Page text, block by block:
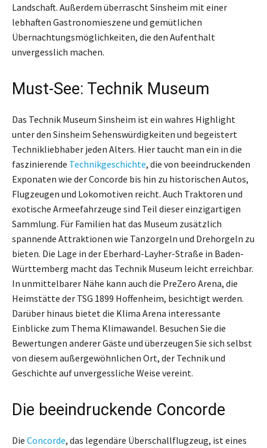
Landschaft. Außerdem überrascht Sinsheim mit einer
lebhaften Gastronomieszene und gemütlichen
Übernachtungsmöglichkeiten, die den Aufenthalt
unvergesslich machen.
Must-See: Technik Museum
Das Technik Museum Sinsheim ist ein wahres Highlight
unter den Sinsheim Sehenswürdigkeiten und begeistert
Technikliebhaber jeden Alters. Hier taucht man ein in die
faszinierende Technikgeschichte, die von beeindruckenden
Exponaten wie der Concorde bis hin zu historischen Autos,
Flugzeugen und Lokomotiven reicht. Auch Traktoren und
exotische Armeefahrzeuge sind Teil dieser einzigartigen
Sammlung. Für Familien hat das Museum zusätzlich
spannende Attraktionen wie Tanzorgeln und Drehorgeln zu
bieten. Die Lage in der Eberhard-Layher-Straße in Baden-
Württemberg macht das Technik Museum leicht erreichbar.
In unmittelbarer Nähe kann auch die PreZero Arena, die
Heimstätte der TSG 1899 Hoffenheim, besichtigt werden.
Darüber hinaus bietet die Klima Arena interessante
Einblicke zum Thema Klimawandel. Besuchen Sie die
Bewertungen anderer Gäste und überzeugen Sie sich selbst
von diesem außergewöhnlichen Ort, der Technik und
Geschichte auf unvergessliche Weise vereint.
Die beeindruckende Concorde
Die Concorde, das legendäre Überschallflugzeug, ist eines